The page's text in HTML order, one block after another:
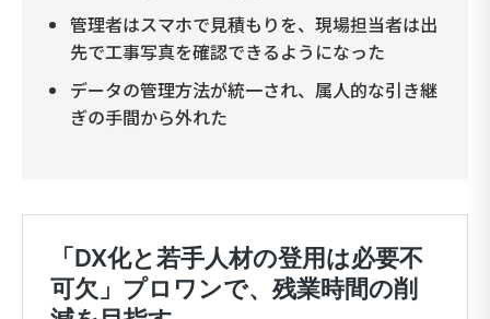
管理者はスマホで見積もりを、現場担当者は出
先で工事写真を確認できるようになった
データの管理方法が統一され、属人的な引き継
ぎの手間から外れた